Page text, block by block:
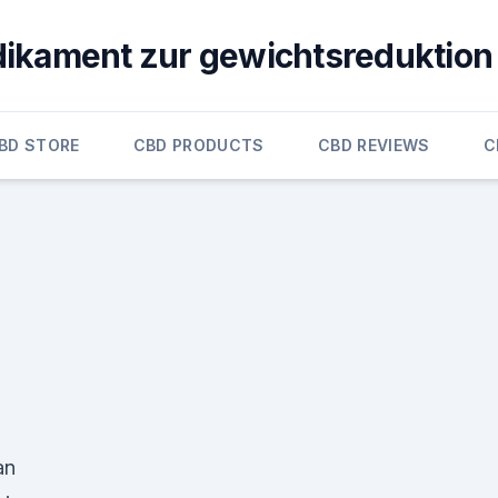
zur
STORE CBD PRODUCTS CBD REVIEWS